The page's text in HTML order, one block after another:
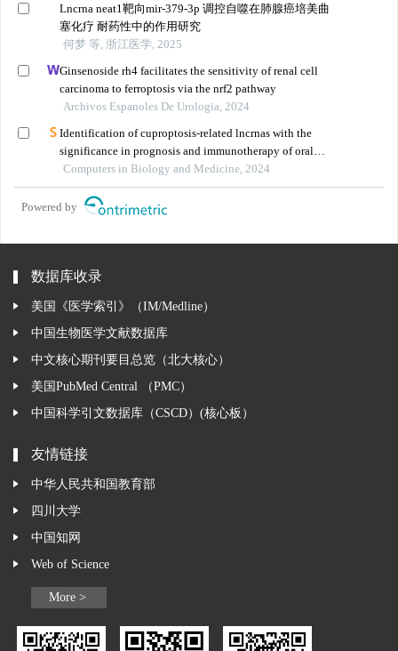
Lncrna neat1靶向mir-379-3p 调控自噬在肺腺癌培美曲
塞化疗 耐药性中的作用研究
何梦 等, 浙江医学, 2025
Ginsenoside rh4 facilitates the sensitivity of renal cell
carcinoma to ferroptosis via the nrf2 pathway
Archivos Espanoles De Urologia, 2024
Identification of cuproptosis-related lncrnas with the
significance in prognosis and immunotherapy of oral
squamous cell carcinoma
Computers in Biology and Medicine, 2024
Powered by
数据库收录
美国《医学索引》（IM/Medline）
中国生物医学文献数据库
中文核心期刊要目总览（北大核心）
美国PubMed Central （PMC）
中国科学引文数据库（CSCD）(核心板）
友情链接
中华人民共和国教育部
四川大学
中国知网
Web of Science
More >